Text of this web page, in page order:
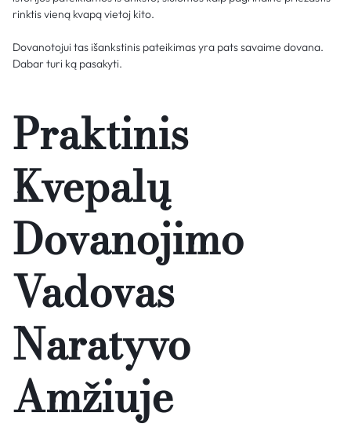
rinktis vieną kvapą vietoj kito.
Dovanotojui tas išankstinis pateikimas yra pats savaime dovana.
Dabar turi ką pasakyti.
Praktinis
Kvepalų
Dovanojimo
Vadovas
Naratyvo
Amžiuje